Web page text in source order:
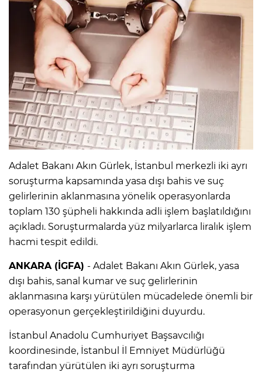
Adalet Bakanı Akın Gürlek, İstanbul merkezli iki ayrı
soruşturma kapsamında yasa dışı bahis ve suç
gelirlerinin aklanmasına yönelik operasyonlarda
toplam 130 şüpheli hakkında adli işlem başlatıldığını
açıkladı. Soruşturmalarda yüz milyarlarca liralık işlem
hacmi tespit edildi.
ANKARA (İGFA) - Adalet Bakanı Akın Gürlek, yasa
dışı bahis, sanal kumar ve suç gelirlerinin
aklanmasına karşı yürütülen mücadelede önemli bir
operasyonun gerçekleştirildiğini duyurdu.
İstanbul Anadolu Cumhuriyet Başsavcılığı
koordinesinde, İstanbul İl Emniyet Müdürlüğü
tarafından yürütülen iki ayrı soruşturma